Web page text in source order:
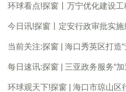
环球看点!探窗丨万宁优化建设
今日讯!探窗丨定安行政审批实施
当前关注:探窗 | 海口秀英区打造“
每日速讯:探窗 | 三亚政务服务“
环球观天下!探窗 | 海口市琼山区